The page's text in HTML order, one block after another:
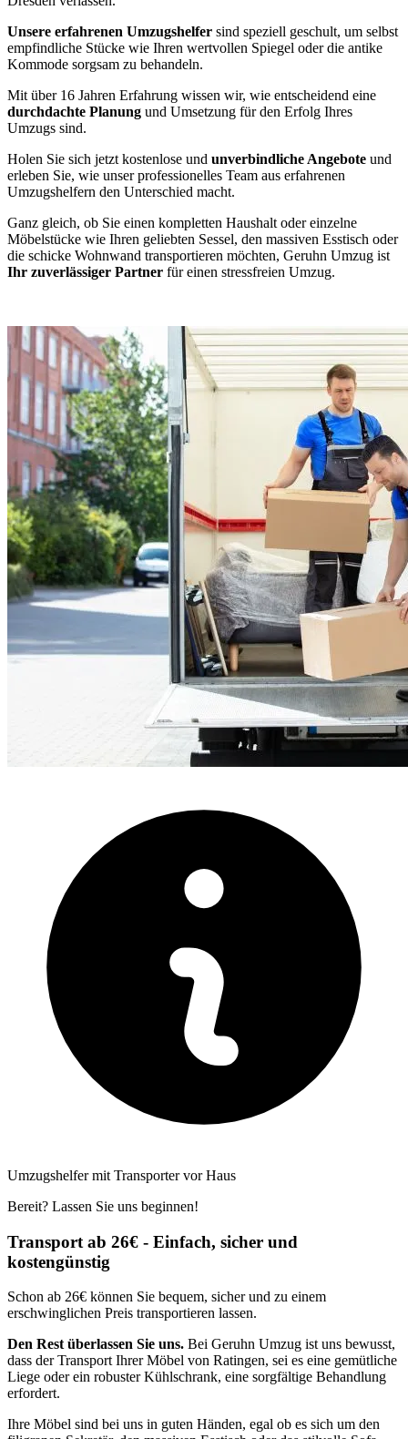
Unsere erfahrenen Umzugshelfer sind speziell geschult, um selbst
empfindliche Stücke wie Ihren wertvollen Spiegel oder die antike
Kommode sorgsam zu behandeln.
Mit über 16 Jahren Erfahrung wissen wir, wie entscheidend eine
durchdachte Planung und Umsetzung für den Erfolg Ihres
Umzugs sind.
Holen Sie sich jetzt kostenlose und unverbindliche Angebote und
erleben Sie, wie unser professionelles Team aus erfahrenen
Umzugshelfern den Unterschied macht.
Ganz gleich, ob Sie einen kompletten Haushalt oder einzelne
Möbelstücke wie Ihren geliebten Sessel, den massiven Esstisch oder
die schicke Wohnwand transportieren möchten, Geruhn Umzug ist
Ihr zuverlässiger Partner für einen stressfreien Umzug.
Umzugshelfer mit Transporter vor Haus
Bereit? Lassen Sie uns beginnen!
Transport ab 26€ - Einfach, sicher und
kostengünstig
Schon ab 26€ können Sie bequem, sicher und zu einem
erschwinglichen Preis transportieren lassen.
Den Rest überlassen Sie uns. Bei Geruhn Umzug ist uns bewusst,
dass der Transport Ihrer Möbel von Ratingen, sei es eine gemütliche
Liege oder ein robuster Kühlschrank, eine sorgfältige Behandlung
erfordert.
Ihre Möbel sind bei uns in guten Händen, egal ob es sich um den